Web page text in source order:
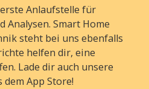
Anlaufstelle für
Analysen. Smart Home
steht bei uns ebenfalls
helfen dir, eine
Lade dir auch unsere
dem App Store!